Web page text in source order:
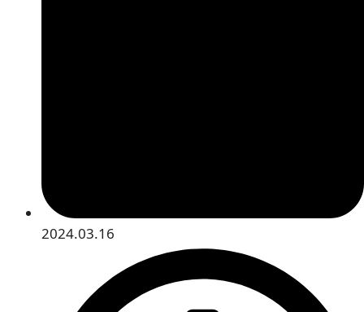
2024.03.16